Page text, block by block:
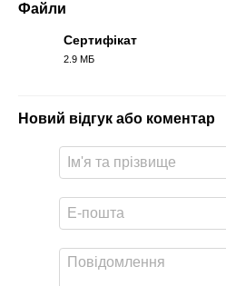
Файли
Сертифікат
2.9 МБ
Новий відгук або коментар